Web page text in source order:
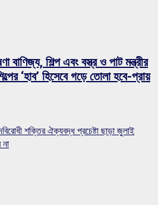
বাণিজ্য, শিল্প এবং বস্ত্র ও পাট মন্ত্রীর
‘হাব’ হিসেবে গড়ে তোলা হবে-প্রায়
শক্তির ঐক্যবদ্ধ প্রচেষ্টা ছাড়া জুলাই